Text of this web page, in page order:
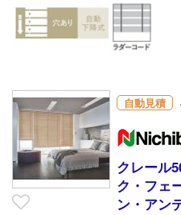
自動見積
クレール
ク・フェ
ン・アン